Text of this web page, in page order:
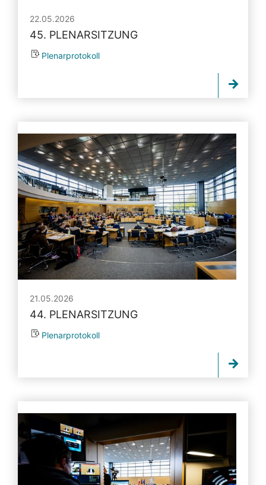
22.05.2026
45. PLENARSITZUNG
Plenarprotokoll
21.05.2026
44. PLENARSITZUNG
Plenarprotokoll